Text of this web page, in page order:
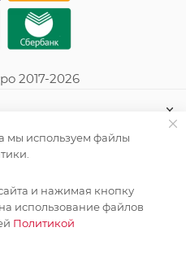
2017-2026
мы используем файлы
и нажимая кнопку
использование файлов
Политикой